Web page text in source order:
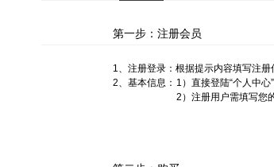
第一步：注册会员
1、注册登录：根据提示内容填写注册
2、基本信息： 1）直接登陆“个人中心
2）注册用户需填写您